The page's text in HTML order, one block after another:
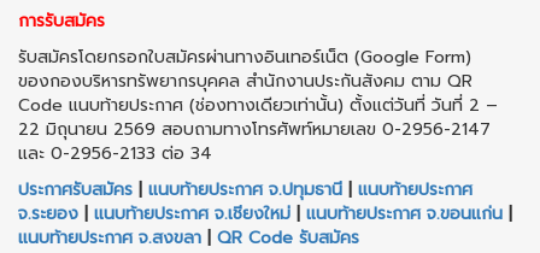
การรับสมัคร
รับสมัครโดยกรอกใบสมัครผ่านทางอินเทอร์เน็ต (Google Form)
ของกองบริหารทรัพยากรบุคคล สำนักงานประกันสังคม ตาม QR
Code แนบท้ายประกาศ (ช่องทางเดียวเท่านั้น) ตั้งแต่วันที่ วันที่ 2 –
22 มิถุนายน 2569 สอบถามทางโทรศัพท์หมายเลข 0-2956-2147
และ 0-2956-2133 ต่อ 34
ประกาศรับสมัคร
แนบท้ายประกาศ จ.ปทุมธานี
แนบท้ายประกาศ
จ.ระยอง
แนบท้ายประกาศ จ.เชียงใหม่ แนบท้ายประกาศ จ.ขอนแก่น
แนบท้ายประกาศ จ.สงขลา
QR Code รับสมัคร